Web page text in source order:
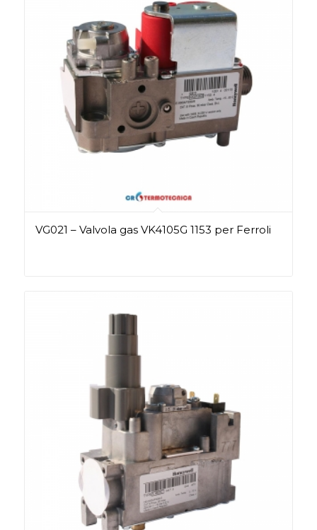
VG021 – Valvola gas VK4105G 1153 per Ferroli